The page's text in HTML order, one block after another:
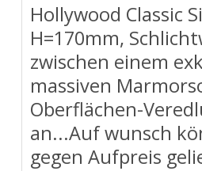
Hollywood Classic
H=170mm,
zwischen einem
massiven
Oberflächen-
an...Auf wunsch
gegen Aufpreis